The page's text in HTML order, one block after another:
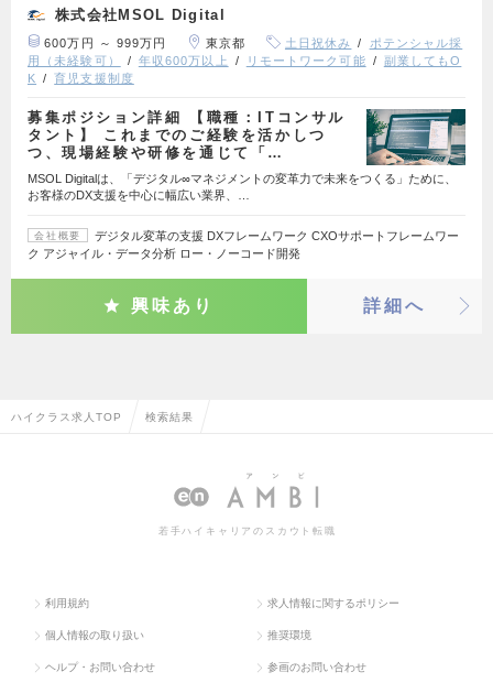
株式会社MSOL Digital
600万円 ～ 999万円 東京都 土日祝休み
ポテンシャル採
用（未経験可）
年収600万以上 リモートワーク可能
副業してもO
K
育児支援制度
募集ポジション詳細 【職種：ITコンサル
タント】 これまでのご経験を活かしつ
つ、現場経験や研修を通じて「…
MSOL Digitalは、「デジタル∞マネジメントの変革力で未来をつくる」ために、
お客様のDX支援を中心に幅広い業界、…
会社概要
デジタル変革の支援 DXフレームワーク CXOサポートフレームワー
ク アジャイル・データ分析 ロー・ノーコード開発
興味あり 詳細へ
ハイクラス求人TOP 検索結果
若手ハイキャリアのスカウト転職
利用規約 求人情報に関するポリシー
個人情報の取り扱い 推奨環境
ヘルプ・お問い合わせ 参画のお問い合わせ